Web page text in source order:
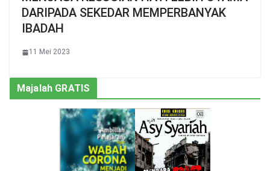
DARIPADA SEKEDAR MEMPERBANYAK
IBADAH
11 Mei 2023
Majalah GRATIS